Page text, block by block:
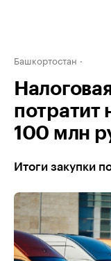
Башкортостан
потратит
100 млн
Итоги закупки